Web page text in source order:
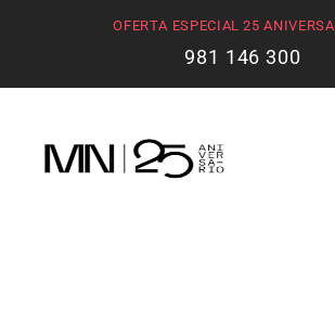
OFERTA ESPECIAL 25
981 146 300